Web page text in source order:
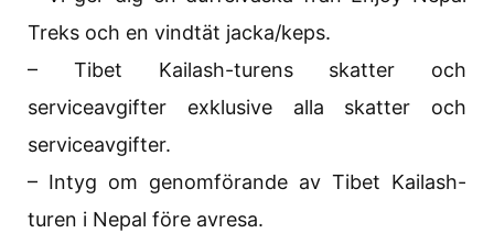
Treks och en vindtät jacka/keps.
– Tibet Kailash-turens skatter och
serviceavgifter exklusive alla skatter och
serviceavgifter.
– Intyg om genomförande av Tibet Kailash-
turen i Nepal före avresa.